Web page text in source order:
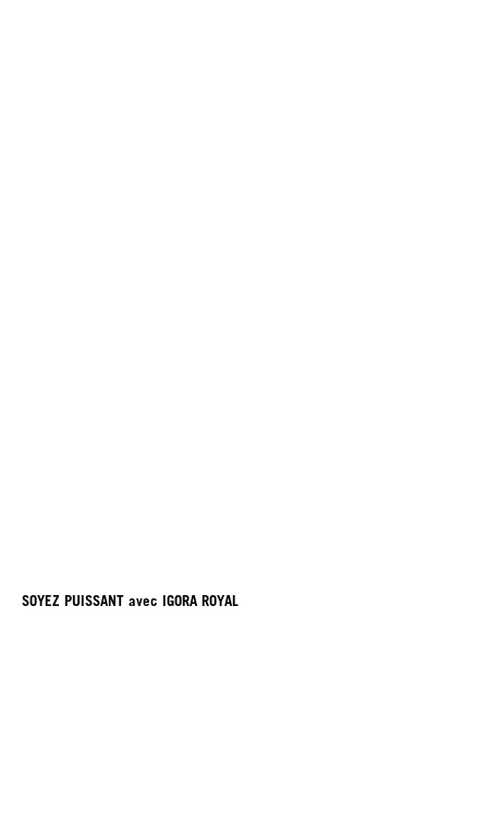
SOYEZ PUISSANT avec IGORA ROYAL